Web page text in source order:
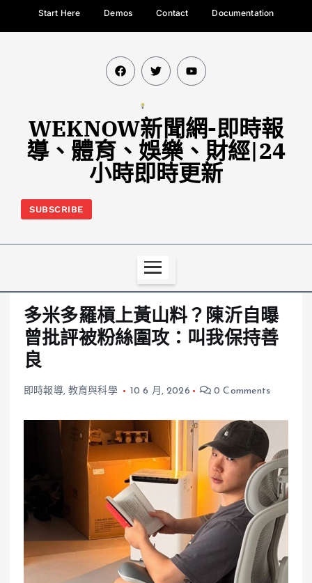
Start Here Demos Contact Documentation
WEKNOW新聞網-即時報
導、體育、娛樂、財經|24
小時即時更新
SUBSCRIBE
多米多羅槓上黃山料？陳沂自曝
曾批評被粉絲圍攻：叫我保持善
良
即時報導, 教育與科學 10 6 月, 2026 0 Comments